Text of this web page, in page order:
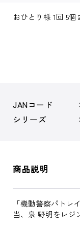
おひとり様 1回 5個
JANコード
シリーズ
商品説明
「機動警察パトレ
当、泉 野明をレジ